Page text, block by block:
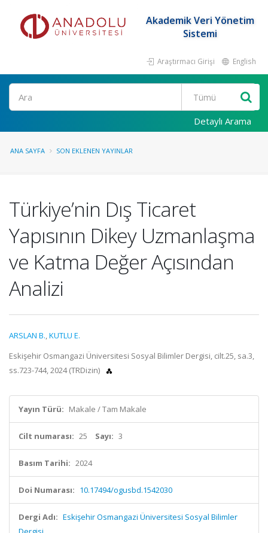
Akademik Veri Yönetim
Sistemi
Araştırmacı Girişi English
Ara
Detaylı Arama
ANA SAYFA SON EKLENEN YAYINLAR
Türkiye’nin Dış Ticaret
Yapısının Dikey Uzmanlaşma
ve Katma Değer Açısından
Analizi
ARSLAN B.,KUTLU E.
Eskişehir Osmangazi Üniversitesi Sosyal Bilimler Dergisi, cilt.25, sa.3,
ss.723-744, 2024 (TRDizin)
Yayın Türü: Makale / Tam Makale
Cilt numarası: 25 Sayı: 3
Basım Tarihi: 2024
Doi Numarası: 10.17494/ogusbd.1542030
Dergi Adı: Eskişehir Osmangazi Üniversitesi Sosyal Bilimler